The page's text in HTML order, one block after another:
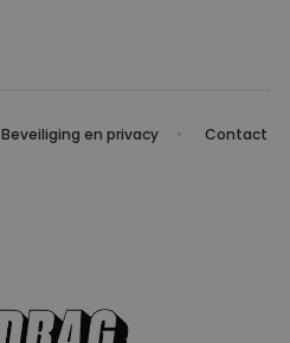
Beveiliging en privacy Contact